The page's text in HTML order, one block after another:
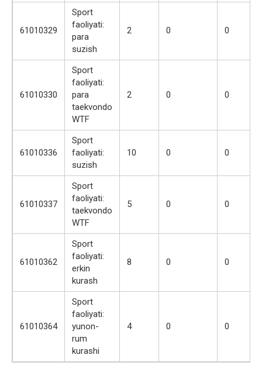
61010329
Sport
faoliyati:
para
suzish
2 0 0
61010330
Sport
faoliyati:
para
taekvondo
WTF
2 0 0
61010336
Sport
faoliyati:
suzish
10 0 0
61010337
Sport
faoliyati:
taekvondo
WTF
5 0 0
61010362
Sport
faoliyati:
erkin
kurash
8 0 0
61010364
Sport
faoliyati:
yunon-
rum
kurashi
4 0 0